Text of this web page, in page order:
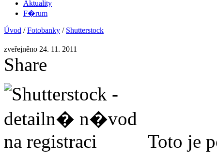
Aktuality
F�rum
Úvod /Fotobanky / Shutterstock
zveřejněno 24. 11. 2011
Share
Toto je